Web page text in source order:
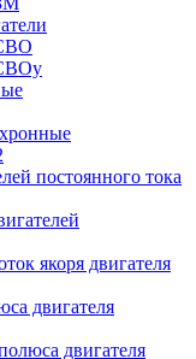
постоянного тока
якоря двигателя
двигателя
двигателя